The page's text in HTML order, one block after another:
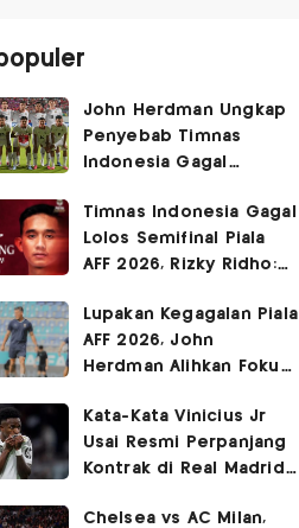
John Herdman Ungkap
Penyebab Timnas
Indonesia Gagal
Piala AFF 2026
Timnas Indonesia Gagal
Lolos Semifinal Piala
AFF 2026, Rizky Ridho:
Lupakan Kegagalan Piala
AFF 2026, John
Herdman Alihkan Fokus
FIFA ASEAN Cup
Kata-Kata Vinicius Jr
Usai Resmi Perpanjang
Kontrak di Real Madrid
Chelsea vs AC Milan,